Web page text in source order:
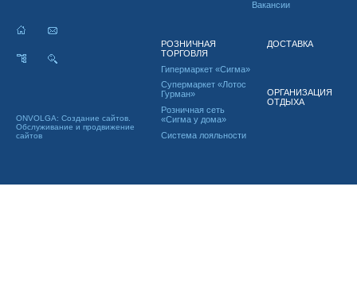
ONVOLGA: Создание сайтов.
Обслуживание и продвижение
сайтов
Вакансии
РОЗНИЧНАЯ
ТОРГОВЛЯ
Гипермаркет «Сигма»
Супермаркет «Лотос
Гурман»
Розничная сеть
«Сигма у дома»
Система лояльности
ДОСТАВКА
ОРГАНИЗАЦИЯ
ОТДЫХА